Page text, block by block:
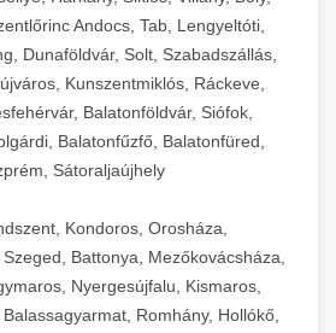
Andocs, Tab, Lengyeltóti,
Dunaföldvár, Solt, Szabadszállás,
Kunszentmiklós, Ráckeve,
Balatonföldvár, Siófok,
Balatonfűzfő, Balatonfüred,
Sátoraljaújhely
Kondoros, Orosháza,
Battonya, Mezőkovácsháza,
Nyergesújfalu, Kismaros,
Romhány, Hollókő,